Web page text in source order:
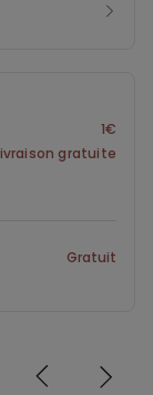
1€
gratuite
Gratuit